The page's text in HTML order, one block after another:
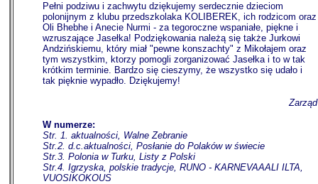
Pełni podziwu i zachwytu dziękujemy serdecznie dzieciom
polonijnym z klubu przedszkolaka KOLIBEREK, ich rodzicom oraz
Oli Bhebhe i Anecie Nurmi - za tegoroczne wspaniałe, piękne i
wzruszające Jasełka! Podziękowania należą się także Jurkowi
Andzińskiemu, który miał "pewne konszachty" z Mikołajem oraz
tym wszystkim, ktorzy pomogli zorganizować Jasełka i to w tak
krótkim terminie. Bardzo się cieszymy, że wszystko się udało i
tak pięknie wypadło. Dziękujemy!
Zarząd
W numerze:
Str. 1. aktualności, Walne Zebranie
Str.2. d.c.aktualności, Posłanie do Polaków w świecie
Str.3. Polonia w Turku, Listy z Polski
Str.4. Igrzyska, polskie tradycje, RUNO - KARNEVAAALI ILTA,
VUOSIKOKOUS